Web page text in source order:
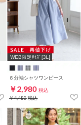
WEB限定ｻｲｽﾞ[3L]
６分袖シャツワンピース
￥2,980 税込
￥4,480税込